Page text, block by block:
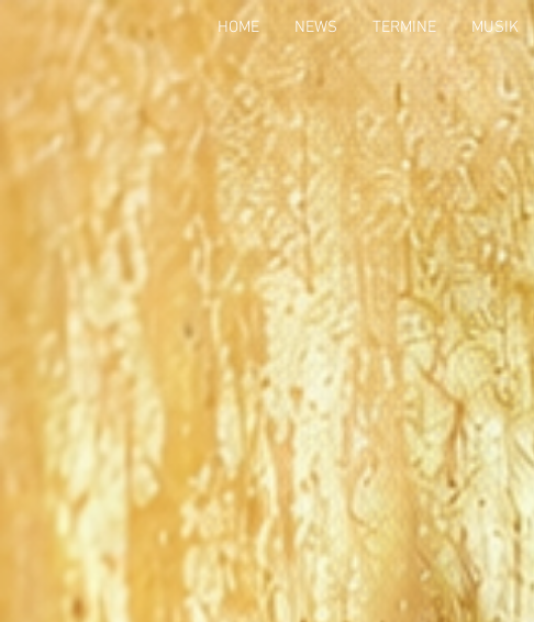
HOME NEWS TERMINE MUSIK